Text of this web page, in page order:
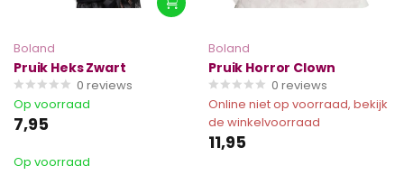
Boland
Pruik Heks Zwart
0 reviews
Op voorraad
7,95
Op voorraad
Boland
Pruik Horror Clown
0 reviews
Online niet op voorraad, bekijk
de winkelvoorraad
11,95